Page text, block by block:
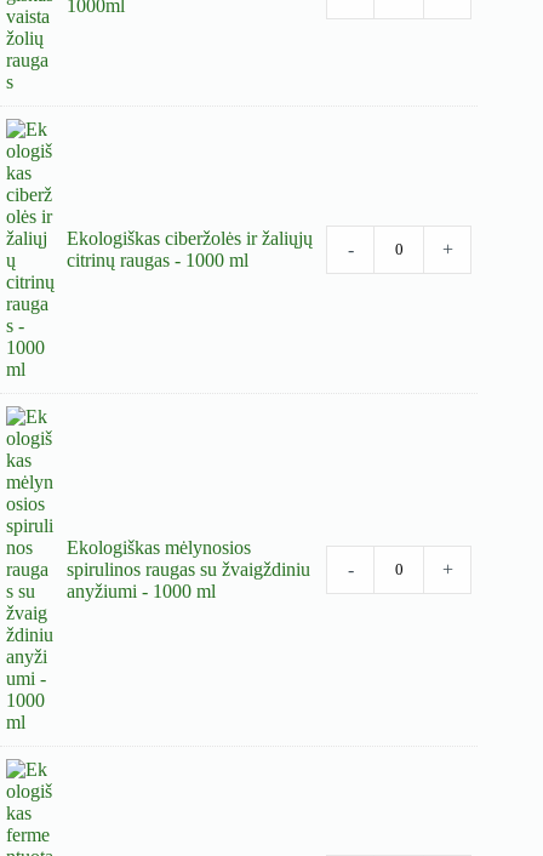
1000ml
Ekologiškas ciberžolės ir žaliųjų
citrinų raugas - 1000 ml
- +
Ekologiškas mėlynosios
spirulinos raugas su žvaigždiniu
anyžiumi - 1000 ml
- +